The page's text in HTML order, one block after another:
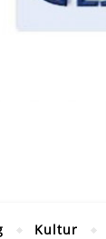
Kultur